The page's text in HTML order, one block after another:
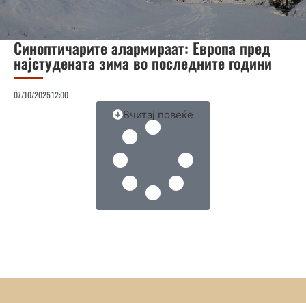
Синоптичарите алармираат: Европа пред
најстудената зима во последните години
07/10/202512:00
Вчитај повеќе